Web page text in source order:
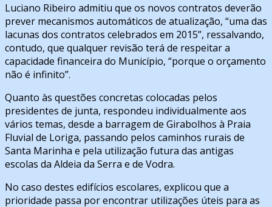
Luciano Ribeiro admitiu que os novos contratos deverão
prever mecanismos automáticos de atualização, “uma das
lacunas dos contratos celebrados em 2015”, ressalvando,
contudo, que qualquer revisão terá de respeitar a
capacidade financeira do Município, “porque o orçamento
não é infinito”.
Quanto às questões concretas colocadas pelos
presidentes de junta, respondeu individualmente aos
vários temas, desde a barragem de Girabolhos à Praia
Fluvial de Loriga, passando pelos caminhos rurais de
Santa Marinha e pela utilização futura das antigas
escolas da Aldeia da Serra e de Vodra.
No caso destes edifícios escolares, explicou que a
prioridade passa por encontrar utilizações úteis para as